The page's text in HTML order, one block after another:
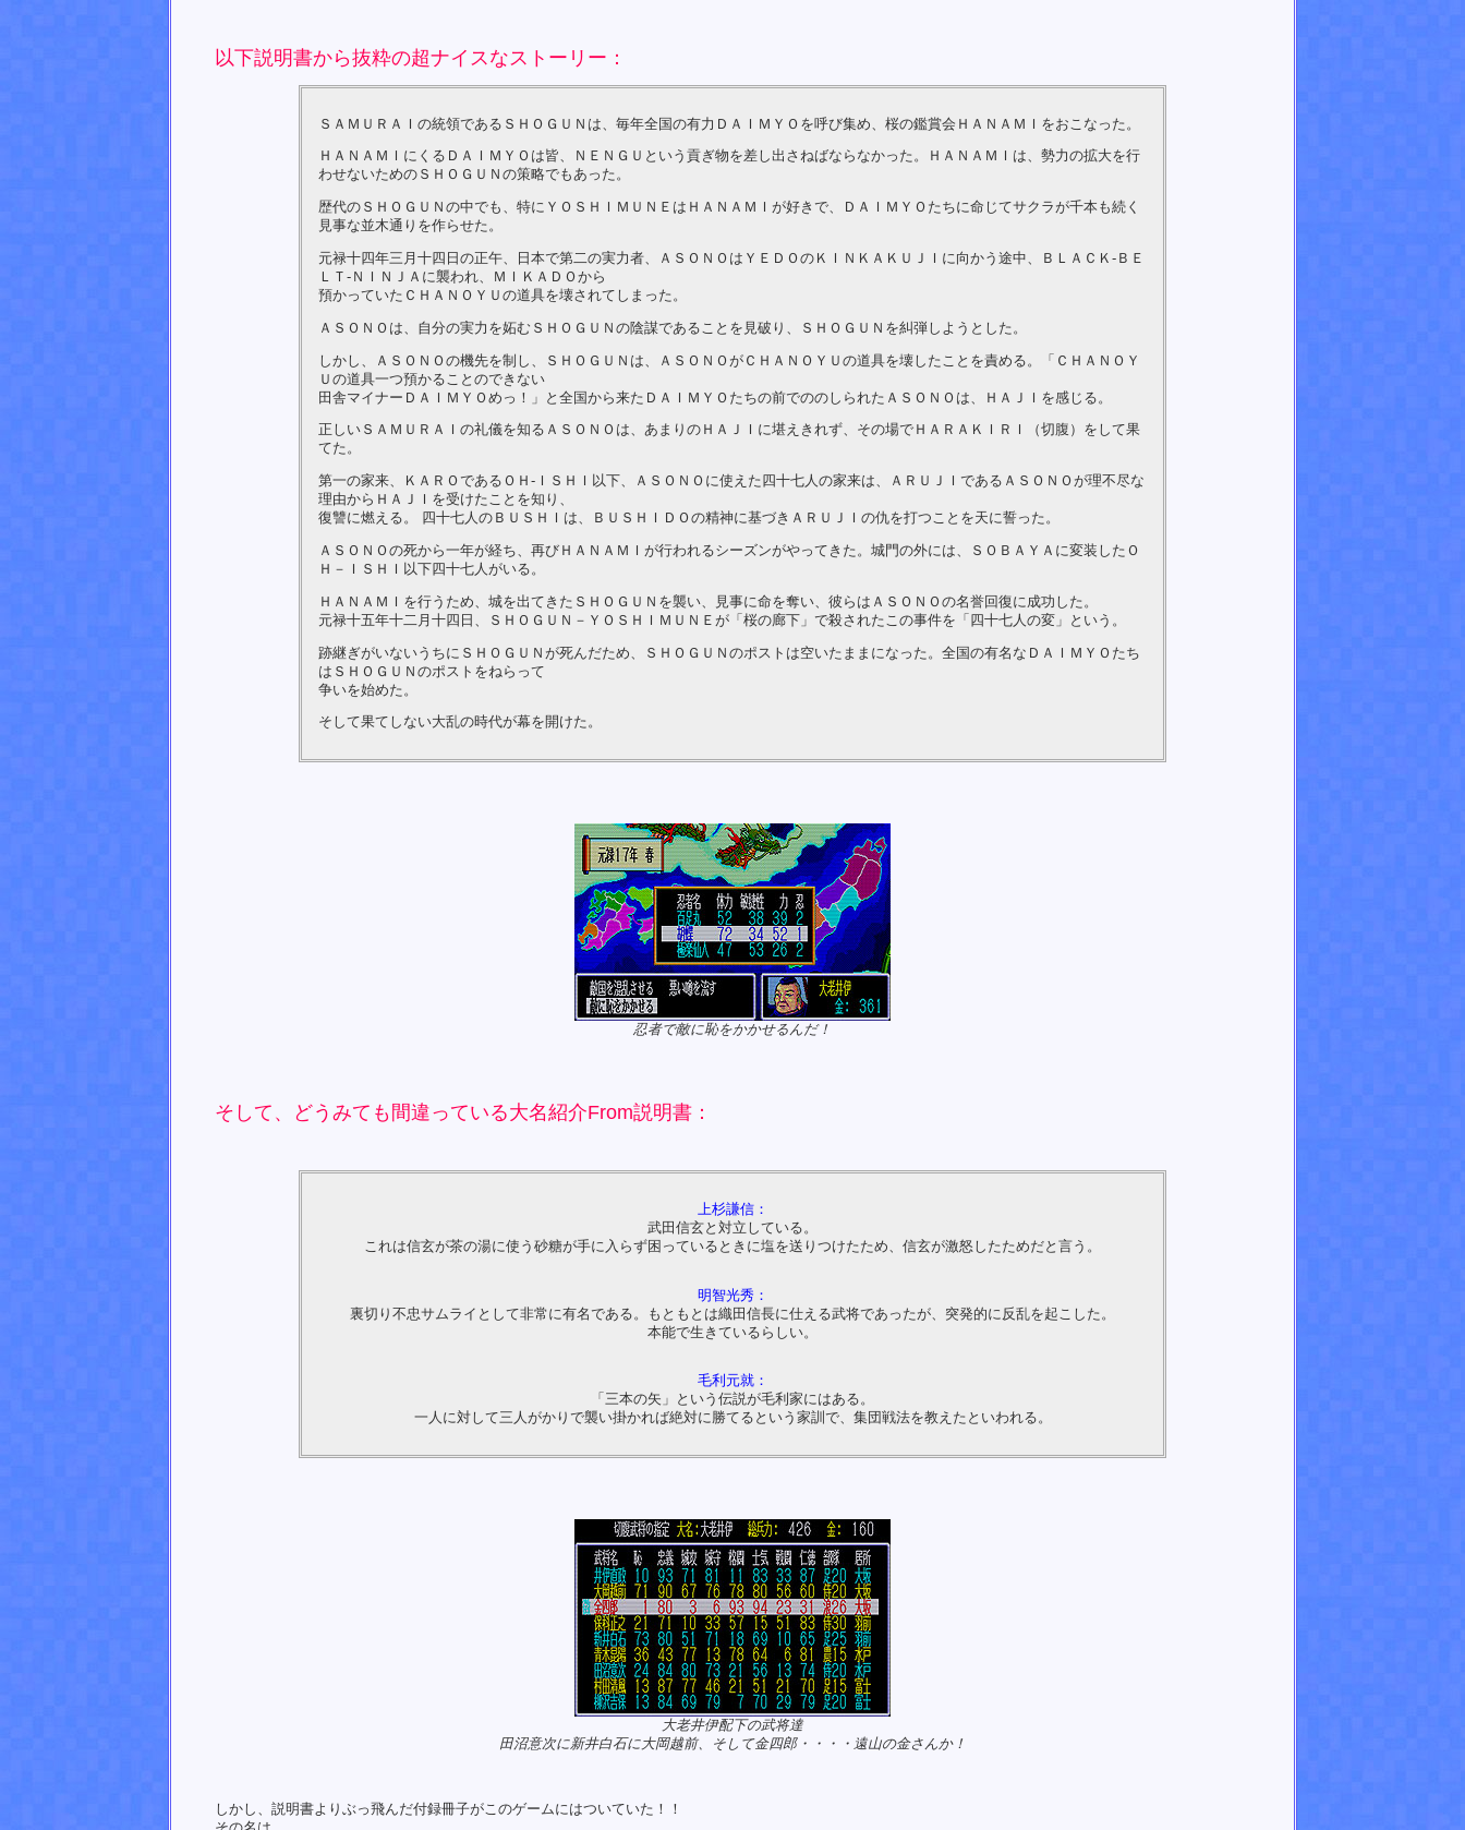
以下説明書から抜粋の超ナイスなストーリー：
ＳＡＭＵＲＡＩの統領であるＳＨＯＧＵＮは、毎年全国の有力ＤＡＩＭＹＯを呼び集め、桜の鑑賞会ＨＡＮＡＭＩをおこなった。
ＨＡＮＡＭＩにくるＤＡＩＭＹＯは皆、ＮＥＮＧＵという貢ぎ物を差し出さねばならなかった。ＨＡＮＡＭＩは、勢力の拡大を行
わせないためのＳＨＯＧＵＮの策略でもあった。
歴代のＳＨＯＧＵＮの中でも、特にＹＯＳＨＩＭＵＮＥはＨＡＮＡＭＩが好きで、ＤＡＩＭＹＯたちに命じてサクラが千本も続く
見事な並木通りを作らせた。
元禄十四年三月十四日の正午、日本で第二の実力者、ＡＳＯＮＯはＹＥＤＯのＫＩＮＫＡＫＵＪＩに向かう途中、ＢＬＡＣＫ-ＢＥ
ＬＴ-ＮＩＮＪＡに襲われ、ＭＩＫＡＤＯから
預かっていたＣＨＡＮＯＹＵの道具を壊されてしまった。
ＡＳＯＮＯは、自分の実力を妬むＳＨＯＧＵＮの陰謀であることを見破り、ＳＨＯＧＵＮを糾弾しようとした。
しかし、ＡＳＯＮＯの機先を制し、ＳＨＯＧＵＮは、ＡＳＯＮＯがＣＨＡＮＯＹＵの道具を壊したことを責める。「ＣＨＡＮＯＹ
Ｕの道具一つ預かることのできない
田舎マイナーＤＡＩＭＹＯめっ！」と全国から来たＤＡＩＭＹＯたちの前でののしられたＡＳＯＮＯは、ＨＡＪＩを感じる。
正しいＳＡＭＵＲＡＩの礼儀を知るＡＳＯＮＯは、あまりのＨＡＪＩに堪えきれず、その場でＨＡＲＡＫＩＲＩ（切腹）をして果
てた。
第一の家来、ＫＡＲＯであるＯＨ-ＩＳＨＩ以下、ＡＳＯＮＯに使えた四十七人の家来は、ＡＲＵＪＩであるＡＳＯＮＯが理不尽な
理由からＨＡＪＩを受けたことを知り、
復讐に燃える。 四十七人のＢＵＳＨＩは、ＢＵＳＨＩＤＯの精神に基づきＡＲＵＪＩの仇を打つことを天に誓った。
ＡＳＯＮＯの死から一年が経ち、再びＨＡＮＡＭＩが行われるシーズンがやってきた。城門の外には、ＳＯＢＡＹＡに変装したＯ
Ｈ－ＩＳＨＩ以下四十七人がいる。
ＨＡＮＡＭＩを行うため、城を出てきたＳＨＯＧＵＮを襲い、見事に命を奪い、彼らはＡＳＯＮＯの名誉回復に成功した。
元禄十五年十二月十四日、ＳＨＯＧＵＮ－ＹＯＳＨＩＭＵＮＥが「桜の廊下」で殺されたこの事件を「四十七人の変」という。
跡継ぎがいないうちにＳＨＯＧＵＮが死んだため、ＳＨＯＧＵＮのポストは空いたままになった。全国の有名なＤＡＩＭＹＯたち
はＳＨＯＧＵＮのポストをねらって
争いを始めた。
そして果てしない大乱の時代が幕を開けた。
忍者で敵に恥をかかせるんだ！
そして、どうみても間違っている大名紹介From説明書：
上杉謙信：
武田信玄と対立している。
これは信玄が茶の湯に使う砂糖が手に入らず困っているときに塩を送りつけたため、信玄が激怒したためだと言う。
明智光秀：
裏切り不忠サムライとして非常に有名である。もともとは織田信長に仕える武将であったが、突発的に反乱を起こした。
本能で生きているらしい。
毛利元就：
「三本の矢」という伝説が毛利家にはある。
一人に対して三人がかりで襲い掛かれば絶対に勝てるという家訓で、集団戦法を教えたといわれる。
大老井伊配下の武将達
田沼意次に新井白石に大岡越前、そして金四郎・・・・遠山の金さんか！
しかし、説明書よりぶっ飛んだ付録冊子がこのゲームにはついていた！！